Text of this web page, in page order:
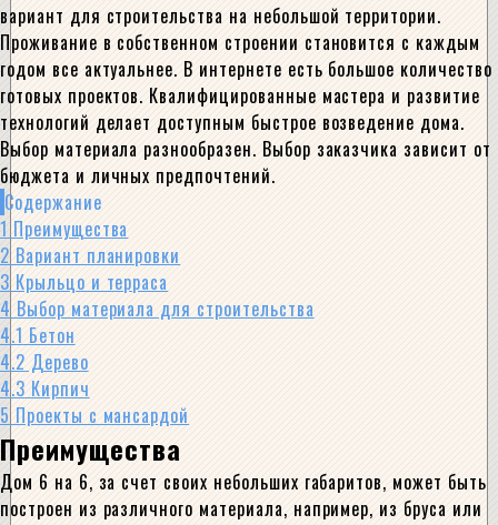
вариант для строительства на небольшой территории.
Проживание в собственном строении становится с каждым
годом все актуальнее. В интернете есть большое количество
готовых проектов. Квалифицированные мастера и развитие
технологий делает доступным быстрое возведение дома.
Выбор материала разнообразен. Выбор заказчика зависит от
бюджета и личных предпочтений.
Содержание
1 Преимущества
2 Вариант планировки
3 Крыльцо и терраса
4 Выбор материала для строительства
4.1 Бетон
4.2 Дерево
4.3 Кирпич
5 Проекты с мансардой
Преимущества
Дом 6 на 6, за счет своих небольших габаритов, может быть
построен из различного материала, например, из бруса или